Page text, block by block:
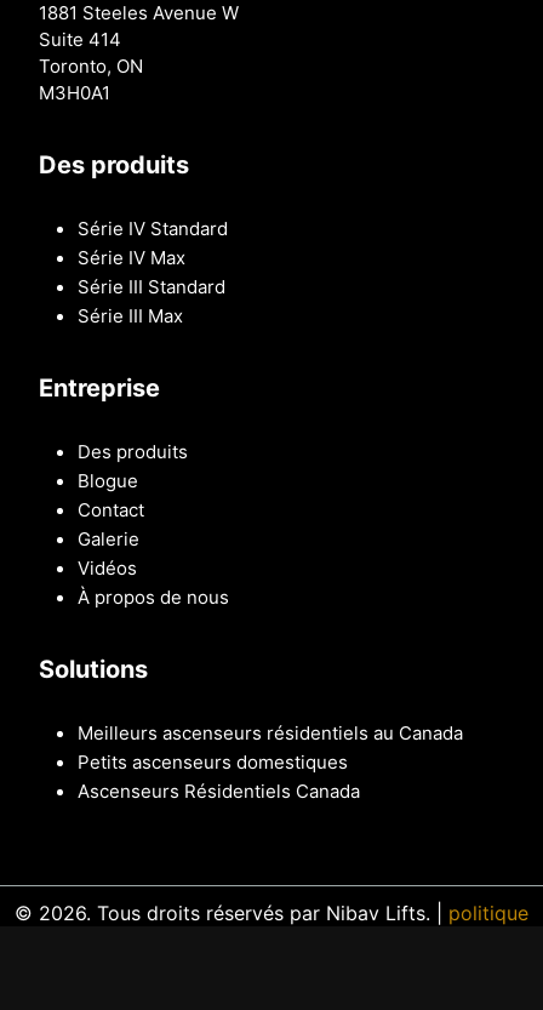
1881 Steeles Avenue W
Suite 414
Toronto, ON
M3H0A1
Des produits
Série IV Standard
Série IV Max
Série III Standard
Série III Max
Entreprise
Des produits
Blogue
Contact
Galerie
Vidéos
À propos de nous
Solutions
Meilleurs ascenseurs résidentiels au Canada
Petits ascenseurs domestiques
Ascenseurs Résidentiels Canada
© 2026. Tous droits réservés par Nibav Lifts. | politique